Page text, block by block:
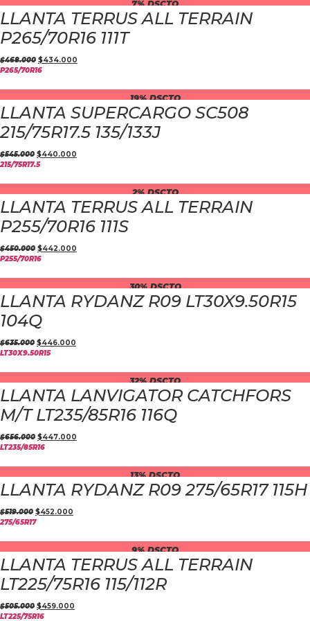
7% DSCTO
LLANTA TERRUS ALL TERRAIN
P265/70R16 111T
$468.000 $434.000
P265/70R16
19% DSCTO
LLANTA SUPERCARGO SC508
215/75R17.5 135/133J
$545.000 $440.000
215/75R17.5
2% DSCTO
LLANTA TERRUS ALL TERRAIN
P255/70R16 111S
$450.000 $442.000
P255/70R16
30% DSCTO
LLANTA RYDANZ R09 LT30X9.50R15
104Q
$635.000 $446.000
LT30X9.50R15
32% DSCTO
LLANTA LANVIGATOR CATCHFORS
M/T LT235/85R16 116Q
$656.000 $447.000
LT235/85R16
13% DSCTO
LLANTA RYDANZ R09 275/65R17 115H
$519.000 $452.000
275/65R17
9% DSCTO
LLANTA TERRUS ALL TERRAIN
LT225/75R16 115/112R
$505.000 $459.000
LT225/75R16